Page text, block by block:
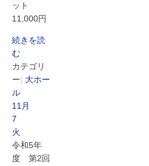
ット
11,000円
続きを読
む
カテゴリ
ー: 大ホー
ル
11月
7
火
令和5年
度 第2回